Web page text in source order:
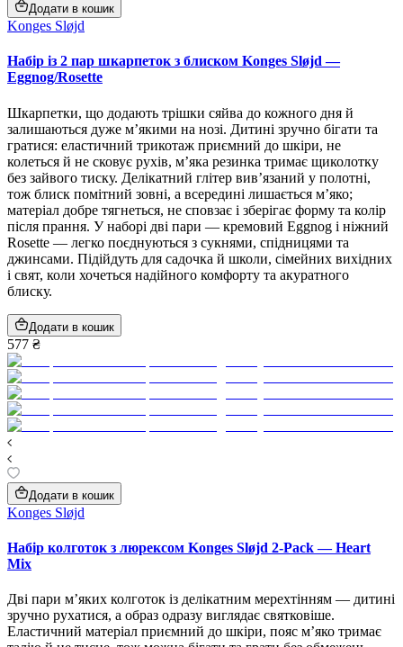
Додати в кошик
Konges Sløjd
Набір із 2 пар шкарпеток з блиском Konges Sløjd —
Eggnog/Rosette
Шкарпетки, що додають трішки сяйва до кожного дня й
залишаються дуже м’якими на нозі. Дитині зручно бігати та
гратися: еластичний трикотаж приємний до шкіри, не
колеться й не сковує рухів, м’яка резинка тримає щиколотку
без зайвого тиску. Делікатний глітер вив’язаний у полотні,
тож блиск помітний зовні, а всередині лишається м’яко;
матеріал добре тягнеться, не сповзає і зберігає форму та колір
після прання. У наборі дві пари — кремовий Eggnog і ніжний
Rosette — легко поєднуються з сукнями, спідницями та
джинсами. Підійдуть для садочка й школи, сімейних вихідних
і свят, коли хочеться надійного комфорту та акуратного
блиску.
Додати в кошик
577 ₴
Додати в кошик
Konges Sløjd
Набір колготок з люрексом Konges Sløjd 2-Pack — Heart
Mix
Дві пари м’яких колготок із делікатним мерехтінням — дитині
зручно рухатися, а образ одразу виглядає святковіше.
Еластичний матеріал приємний до шкіри, пояс м’яко тримає